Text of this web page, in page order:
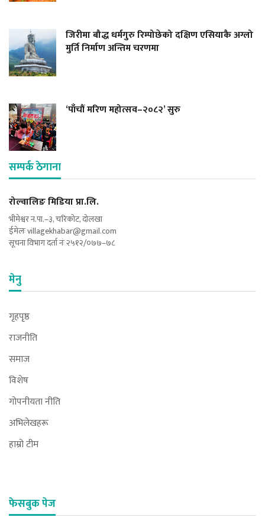
जिरीमा बौद्ध धर्मगुरु रिम्पोछेको दक्षिण एसियाकै अग्लो
मुर्ति निर्माण अन्तिम चरणमा
‘पाँचौं मरिण महोत्सव–२०८२’ सुरु
सम्पर्क ठेगाना
रोल्वालिङ मिडिया प्रा.लि.
भीमेश्वर न.पा.–३, चरिकोट, दोलखा
ईमेलःvillagekhabar@gmail.com
सूचना विभाग दर्ता नंः २५१२/०७७–७८
मेनु
गृहपृष्ठ
राजनीति
समाज
विशेष
गोपनीयता नीति
अभिलेखहरू
हाम्रो टीम
फेसबुक पेज